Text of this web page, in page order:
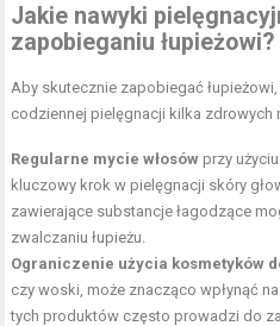
Jakie nawyki
zapobieganiu łupieżowi?
Aby skutecznie zapobiegać
codziennej pielęgnacji kilka zdrowych
Regularne mycie włosów przy
kluczowy krok w pielęgnacji skóry
zawierające substancje łagodzące
zwalczaniu łupieżu.
Ograniczenie użycia kosmetyków
czy woski, może znacząco wpłynąć
tych produktów często prowadzi do